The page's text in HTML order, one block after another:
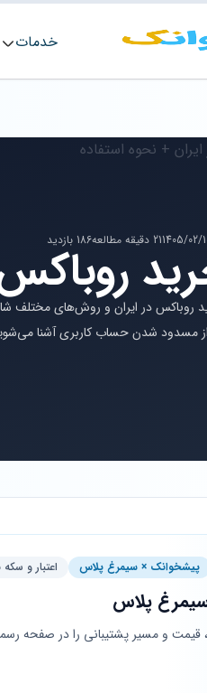
خدمات
1405/02/21 دقیقه مطالعه 186 بازدید
روباکس در ایران و روش‌های مختلف
مسدود شدن حساب کاربری آشنا
پیشخوانک × سیمرغ پلاس اعتبار و سکه
پلاس
و مسیر پشتیبانی را در صفحه